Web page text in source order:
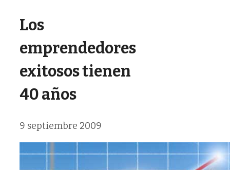
Los
emprendedores
exitosos tienen
40 años
9 septiembre 2009